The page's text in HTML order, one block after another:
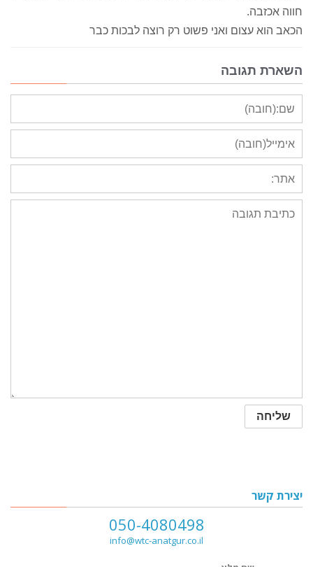
חווה אכזבה.
הכאב הוא עצום ואני פשוט רק רוצה לבכות כבר
השארת תגובה
יצירת קשר
050-4080498
info@wtc-anatgur.co.il